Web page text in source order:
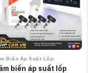
Biến Áp Suất Lốp
biến áp suất lốp